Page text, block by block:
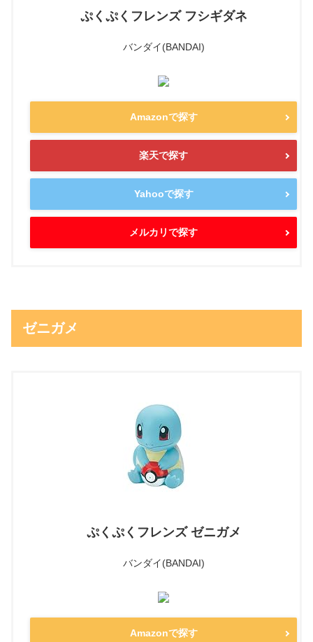
ぷくぷくフレンズ フシギダネ
バンダイ(BANDAI)
Amazonで探す
楽天で探す
Yahooで探す
メルカリで探す
ゼニガメ
ぷくぷくフレンズ ゼニガメ
バンダイ(BANDAI)
Amazonで探す